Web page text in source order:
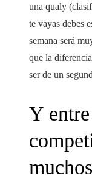
una qualy
te vayas debes
semana será
que la
ser de un
Y entre